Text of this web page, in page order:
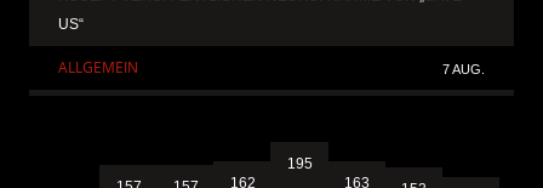
US“
ALLGEMEIN 7 AUG.
162
195
163